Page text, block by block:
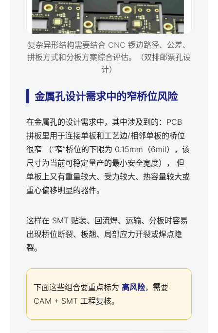
复杂异形结构需要结合 CNC 锣边路径、公差、
拼板方式和分板方案综合评估。（双排邮票孔设
计）
金属孔设计需求中的窄桥位风险
在金属孔的设计需求中，其中涉及到的：PCB
拼板里用于连接单板和工艺边/相邻单板的桥位
很窄 （“窄”桥位的下限为 0.15mm（6mil），该
尺寸为当前可稳定量产的最小安全宽度）， 但
单板上又有重量较大、受力较大、热容量较大或
重心偏移明显的器件。
这样在 SMT 贴装、回流焊、运输、分板时容易
出现桥位断裂、板翘、局部应力开裂或焊点隐
裂。
下面这些组合要重点标为 高风险，需要
CAM + SMT 工程复核。